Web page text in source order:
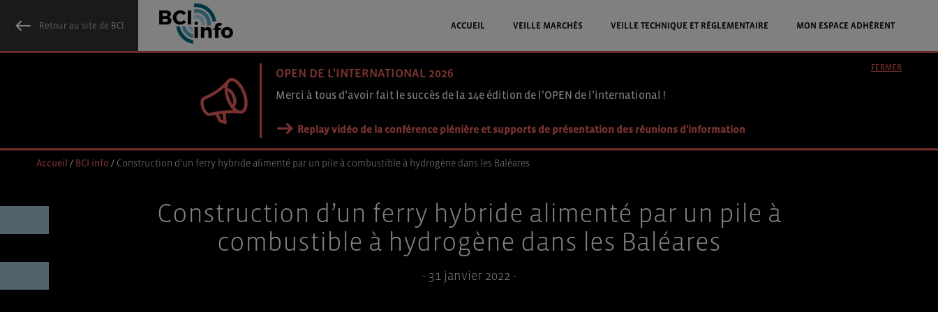
Retour au site de BCI ACCUEIL VEILLE MARCHÉS VEILLE TECHNIQUE ET RÉGLEMENTAIRE MON ESPACE ADHÉRENT
OPEN DE L'INTERNATIONAL 2026
Merci à tous d’avoir fait le succès de la 14e édition de l’OPEN de l’international !
Replay vidéo de la conférence plénière et supports de présentation des réunions d'information
FERMER
Accueil / BCI info / Construction d’un ferry hybride alimenté par un pile à combustible à hydrogène dans les Baléares
Construction d’un ferry hybride alimenté par un pile à
combustible à hydrogène dans les Baléares
- 31 janvier 2022 -